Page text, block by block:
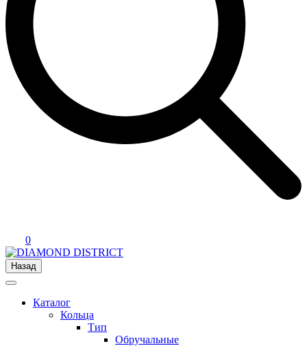
0
Назад
Каталог
Кольца
Тип
Обручальные